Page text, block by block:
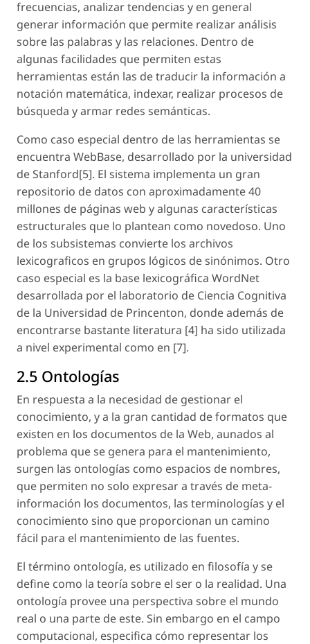
frecuencias, analizar tendencias y en general
generar información que permite realizar análisis
sobre las palabras y las relaciones. Dentro de
algunas facilidades que permiten estas
herramientas están las de traducir la información a
notación matemática, indexar, realizar procesos de
búsqueda y armar redes semánticas.
Como caso especial dentro de las herramientas se
encuentra WebBase, desarrollado por la universidad
de Stanford[5]. El sistema implementa un gran
repositorio de datos con aproximadamente 40
millones de páginas web y algunas características
estructurales que lo plantean como novedoso. Uno
de los subsistemas convierte los archivos
lexicograficos en grupos lógicos de sinónimos. Otro
caso especial es la base lexicográfica WordNet
desarrollada por el laboratorio de Ciencia Cognitiva
de la Universidad de Princenton, donde además de
encontrarse bastante literatura [4] ha sido utilizada
a nivel experimental como en [7].
2.5 Ontologías
En respuesta a la necesidad de gestionar el
conocimiento, y a la gran cantidad de formatos que
existen en los documentos de la Web, aunados al
problema que se genera para el mantenimiento,
surgen las ontologías como espacios de nombres,
que permiten no solo expresar a través de meta-
información los documentos, las terminologías y el
conocimiento sino que proporcionan un camino
fácil para el mantenimiento de las fuentes.
El término ontología, es utilizado en filosofía y se
define como la teoría sobre el ser o la realidad. Una
ontología provee una perspectiva sobre el mundo
real o una parte de este. Sin embargo en el campo
computacional, especifica cómo representar los